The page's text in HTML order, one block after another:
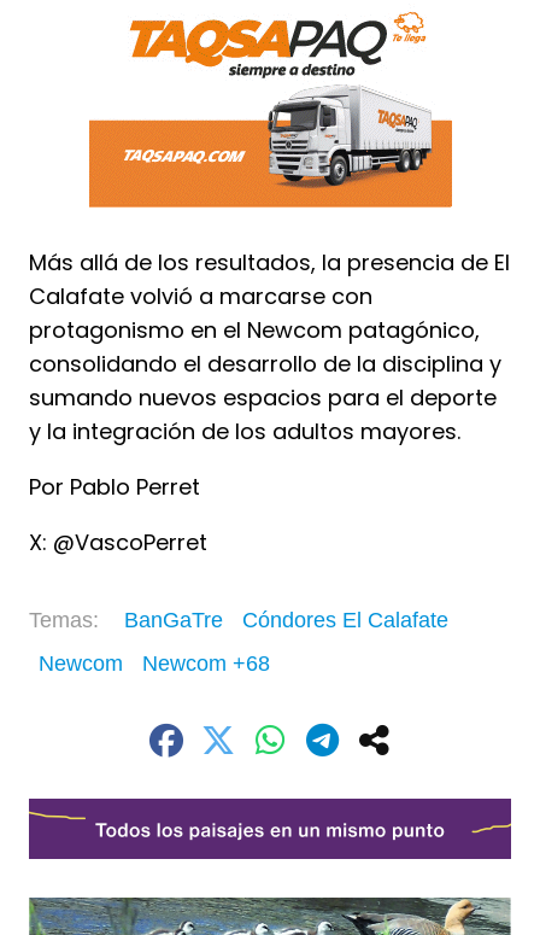
Más allá de los resultados, la presencia de El
Calafate volvió a marcarse con
protagonismo en el Newcom patagónico,
consolidando el desarrollo de la disciplina y
sumando nuevos espacios para el deporte
y la integración de los adultos mayores.
Por Pablo Perret
X: @VascoPerret
BanGaTre
Cóndores El Calafate
Newcom
Newcom +68